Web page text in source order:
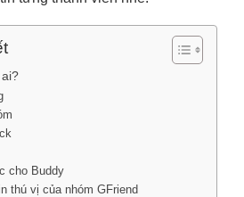
cho Buddy
thú vị của nhóm GFriend